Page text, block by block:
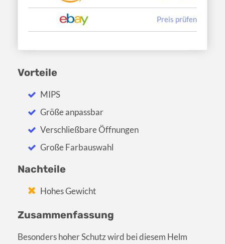
Preis prüfen
Vorteile
MIPS
Größe anpassbar
Verschließbare Öffnungen
Große Farbauswahl
Nachteile
Hohes Gewicht
Zusammenfassung
Besonders hoher Schutz wird bei diesem Helm